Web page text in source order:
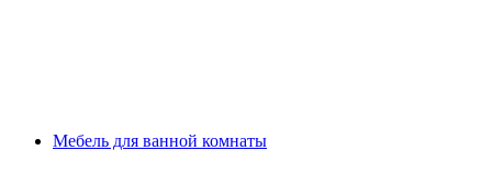
Мебель для ванной комнаты